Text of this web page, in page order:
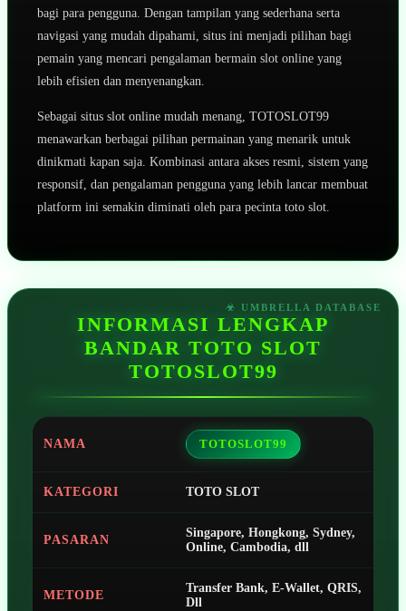
bagi para pengguna. Dengan tampilan yang sederhana serta
navigasi yang mudah dipahami, situs ini menjadi pilihan bagi
pemain yang mencari pengalaman bermain slot online yang
lebih efisien dan menyenangkan.
Sebagai situs slot online mudah menang, TOTOSLOT99
menawarkan berbagai pilihan permainan yang menarik untuk
dinikmati kapan saja. Kombinasi antara akses resmi, sistem yang
responsif, dan pengalaman pengguna yang lebih lancar membuat
platform ini semakin diminati oleh para pecinta toto slot.
INFORMASI LENGKAP
BANDAR TOTO SLOT
TOTOSLOT99
NAMA TOTOSLOT99
KATEGORI TOTO SLOT
PASARAN
Singapore, Hongkong, Sydney,
Online, Cambodia, dll
METODE
Transfer Bank, E-Wallet, QRIS,
Dll